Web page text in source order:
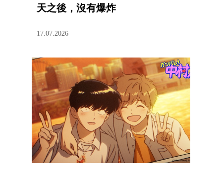
天之後，沒有爆炸
17.07.2026